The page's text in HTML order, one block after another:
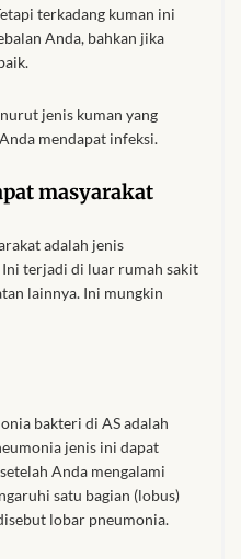
African fashion Accessories
and ipad Covers
African Hair & Beauty
African Hair & Body
African wigs
African Natural Oils
terkadang kuman ini
Anda, bahkan jika
jenis kuman yang
mendapat infeksi.
masyarakat
adalah jenis
terjadi di luar rumah sakit
lainnya. Ini mungkin
bakteri di AS adalah
jenis ini dapat
Anda mengalami
satu bagian (lobus)
lobar pneumonia.